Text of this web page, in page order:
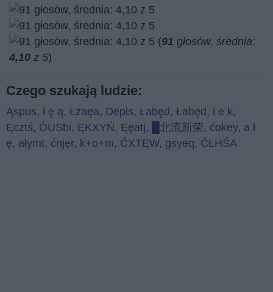
(91 głosów, średnia:
4,10 z 5)
Czego szukają ludzie:
Ąspus, ł ę ą, Łzaęa, Depls, Łabęd , Łabęd , i e k,
Ęcztś, ÓUSbi, ĘKXYŃ, Ęęatj, █北流新荣, ćokey, a ł
ę, ałymt, ćnjęr, k+o+m, ĆXTĘW, gsyeq, ĆŁHŚA